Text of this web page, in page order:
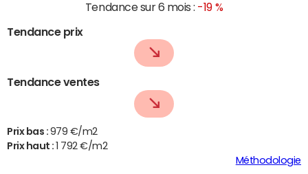
Tendance sur 6 mois : -19 %
Tendance prix
Tendance ventes
Prix bas : 979 €/m2
Prix haut :
1 792 €/m2
Méthodologie